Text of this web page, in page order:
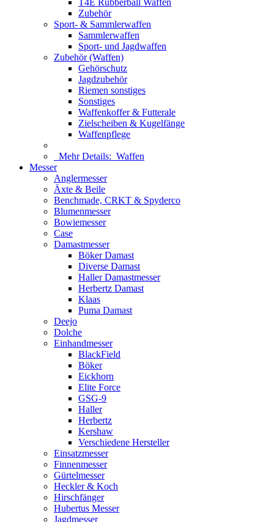
T4E Rubberball Waffen
Zubehör
Sport- & Sammlerwaffen
Sammlerwaffen
Sport- und Jagdwaffen
Zubehör (Waffen)
Gehörschutz
Jagdzubehör
Riemen sonstiges
Sonstiges
Waffenkoffer & Futterale
Zielscheiben & Kugelfänge
Waffenpflege
Mehr Details: Waffen
Messer
Anglermesser
Äxte & Beile
Benchmade, CRKT & Spyderco
Blumenmesser
Bowiemesser
Case
Damastmesser
Böker Damast
Diverse Damast
Haller Damastmesser
Herbertz Damast
Klaas
Puma Damast
Deejo
Dolche
Einhandmesser
BlackField
Böker
Eickhorn
Elite Force
GSG-9
Haller
Herbertz
Kershaw
Verschiedene Hersteller
Einsatzmesser
Finnenmesser
Gürtelmesser
Heckler & Koch
Hirschfänger
Hubertus Messer
Jagdmesser